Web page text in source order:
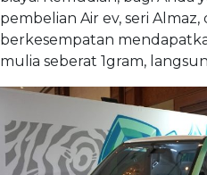
pembelian Air ev, seri Almaz,
berkesempatan
mulia seberat 1gram,